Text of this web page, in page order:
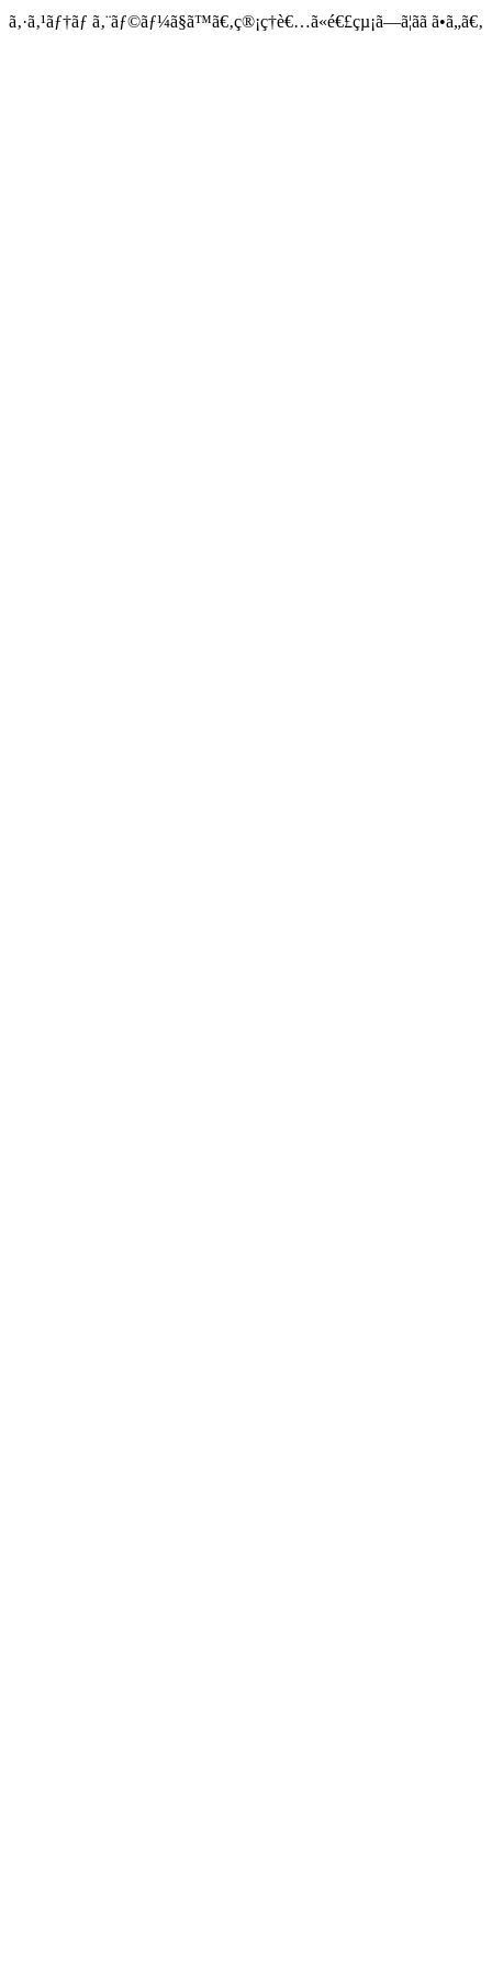
ã‚·ã‚¹ãƒ†ãƒ ã‚¨ãƒ©ãƒ¼ã§ã™ã€‚ç®¡ç†è€…ã«é€£çµ¡ã—ã¦ãã ã•ã„ã€‚